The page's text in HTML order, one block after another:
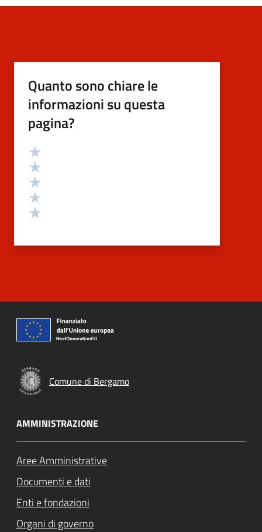
Quanto sono chiare le
informazioni su questa
pagina?
Valutazione
Comune di Bergamo
AMMINISTRAZIONE
Aree Amministrative
Documenti e dati
Enti e fondazioni
Organi di governo